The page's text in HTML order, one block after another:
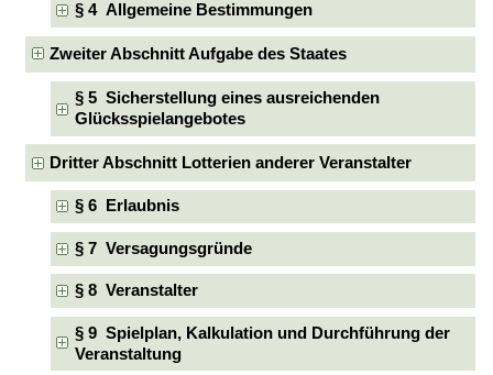
§ 4 Allgemeine Bestimmungen
Zweiter Abschnitt Aufgabe des Staates
§ 5 Sicherstellung eines ausreichenden
Glücksspielangebotes
Dritter Abschnitt Lotterien anderer Veranstalter
§ 6 Erlaubnis
§ 7 Versagungsgründe
§ 8 Veranstalter
§ 9 Spielplan, Kalkulation und Durchführung der
Veranstaltung